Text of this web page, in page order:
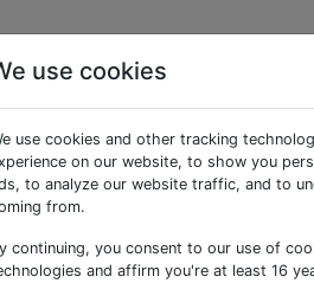
spiegellosen Kamera
Fotograf und denke über eine
40D, hauptsächlich mit 2
Setup mit einer
use cookies
use cookies and other tracking
on our website, to show you
to analyze our website traffic, and to
from.
continuing, you consent to our use of
and affirm you're at least 16